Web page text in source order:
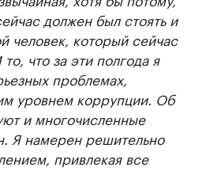
должен был стоять и
человек, который сейчас
что за эти полгода я
проблемах,
уровнем коррупции. Об
и многочисленные
Я намерен решительно
привлекая все